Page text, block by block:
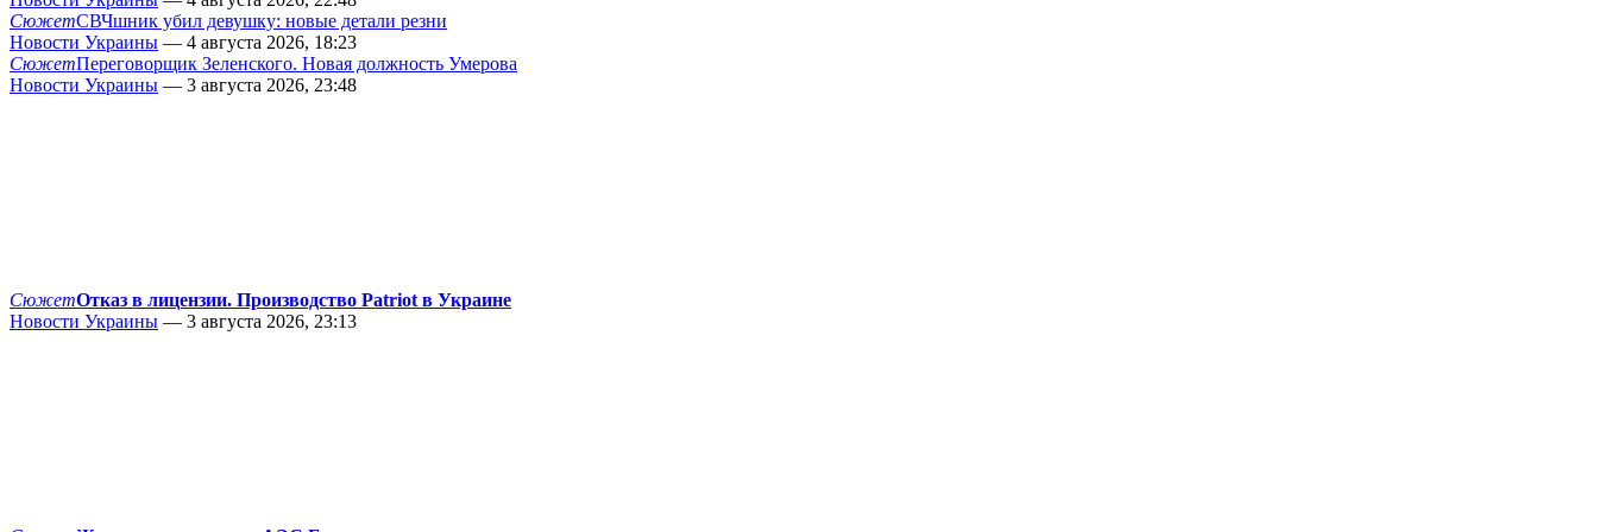
СюжетСВЧшник убил девушку: новые детали резни
Новости Украины — 4 августа 2026, 18:23
СюжетПереговорщик Зеленского. Новая должность Умерова
Новости Украины — 3 августа 2026, 23:48
СюжетОтказ в лицензии. Производство Patriot в Украине
Новости Украины — 3 августа 2026, 23:13